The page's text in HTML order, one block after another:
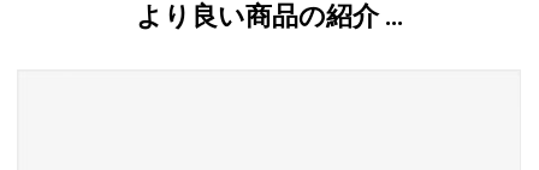
より良い商品の紹介 …